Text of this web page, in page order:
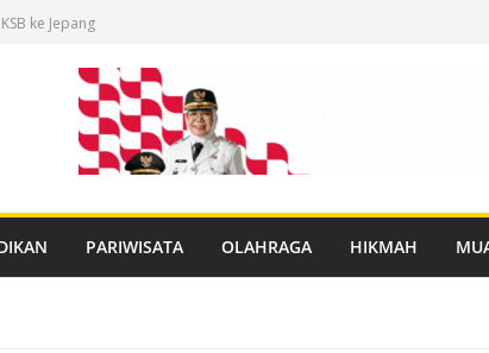
ke Jepang
Rabies
PBG Gratis
Distribusi
PARIWISATA OLAHRAGA HIKMAH